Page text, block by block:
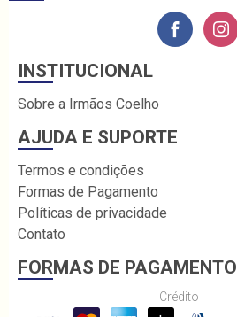
INSTITUCIONAL
Sobre a Irmãos Coelho
AJUDA E SUPORTE
Termos e condições
Formas de Pagamento
Políticas de privacidade
Contato
FORMAS DE PAGAMENTO
Crédito